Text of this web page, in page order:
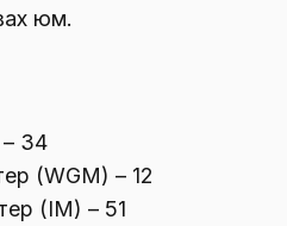
юм.
34
(WGM) – 12
(IM) – 51